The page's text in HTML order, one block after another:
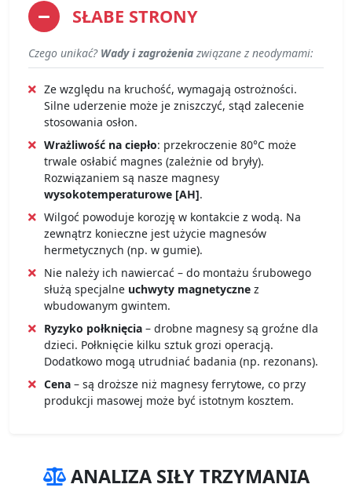
SŁABE STRONY
Czego unikać? Wady i zagrożenia związane z neodymami:
Ze względu na kruchość, wymagają ostrożności.
Silne uderzenie może je zniszczyć, stąd zalecenie
stosowania osłon.
Wrażliwość na ciepło: przekroczenie 80°C może
trwale osłabić magnes (zależnie od bryły).
Rozwiązaniem są nasze magnesy
wysokotemperaturowe [AH].
Wilgoć powoduje korozję w kontakcie z wodą. Na
zewnątrz konieczne jest użycie magnesów
hermetycznych (np. w gumie).
Nie należy ich nawiercać – do montażu śrubowego
służą specjalne uchwyty magnetyczne z
wbudowanym gwintem.
Ryzyko połknięcia – drobne magnesy są groźne dla
dzieci. Połknięcie kilku sztuk grozi operacją.
Dodatkowo mogą utrudniać badania (np. rezonans).
Cena – są droższe niż magnesy ferrytowe, co przy
produkcji masowej może być istotnym kosztem.
ANALIZA SIŁY TRZYMANIA